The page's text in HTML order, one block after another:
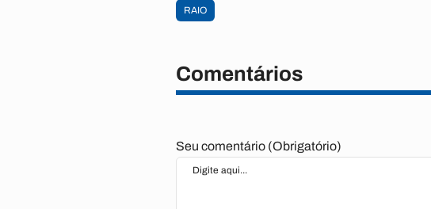
RAIO
Comentários
Seu comentário (Obrigatório)